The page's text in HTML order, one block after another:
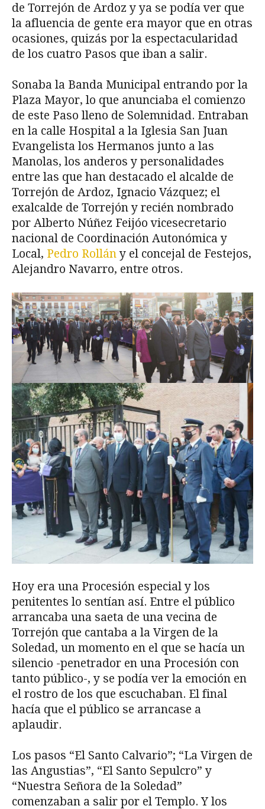
de Torrejón de Ardoz y ya se podía ver que
la afluencia de gente era mayor que en otras
ocasiones, quizás por la espectacularidad
de los cuatro Pasos que iban a salir.
Sonaba la Banda Municipal entrando por la
Plaza Mayor, lo que anunciaba el comienzo
de este Paso lleno de Solemnidad. Entraban
en la calle Hospital a la Iglesia San Juan
Evangelista los Hermanos junto a las
Manolas, los anderos y personalidades
entre las que han destacado el alcalde de
Torrejón de Ardoz, Ignacio Vázquez; el
exalcalde de Torrejón y recién nombrado
por Alberto Núñez Feijóo vicesecretario
nacional de Coordinación Autonómica y
Local, Pedro Rollán y el concejal de Festejos,
Alejandro Navarro, entre otros.
Hoy era una Procesión especial y los
penitentes lo sentían así. Entre el público
arrancaba una saeta de una vecina de
Torrejón que cantaba a la Virgen de la
Soledad, un momento en el que se hacía un
silencio -penetrador en una Procesión con
tanto público-, y se podía ver la emoción en
el rostro de los que escuchaban. El final
hacía que el público se arrancase a
aplaudir.
Los pasos “El Santo Calvario”; “La Virgen de
las Angustias”, “El Santo Sepulcro” y
“Nuestra Señora de la Soledad”
comenzaban a salir por el Templo. Y los